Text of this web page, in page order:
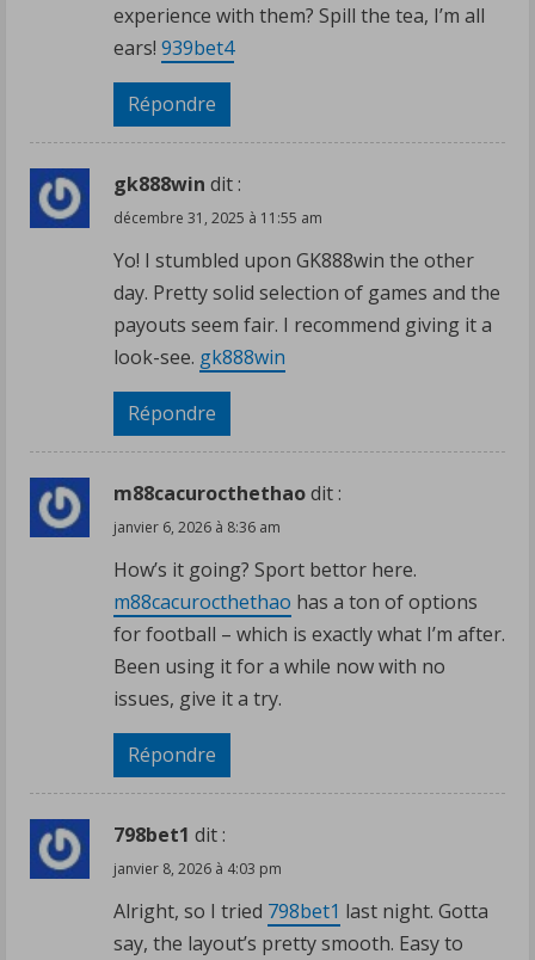
experience with them? Spill the tea, I’m all
ears! 939bet4
Répondre
gk888win dit :
décembre 31, 2025 à 11:55 am
Yo! I stumbled upon GK888win the other
day. Pretty solid selection of games and the
payouts seem fair. I recommend giving it a
look-see. gk888win
Répondre
m88cacurocthethaodit :
janvier 6, 2026 à 8:36 am
How’s it going? Sport bettor here.
m88cacurocthethao has a ton of options
for football – which is exactly what I’m after.
Been using it for a while now with no
issues, give it a try.
Répondre
798bet1 dit :
janvier 8, 2026 à 4:03 pm
Alright, so I tried 798bet1 last night. Gotta
say, the layout’s pretty smooth. Easy to